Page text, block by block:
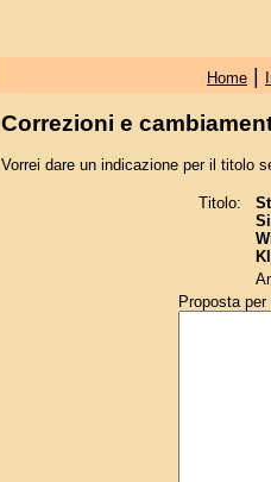
Home|
Correzioni e
Vorrei dare un indicazione per il titolo
Titolo:
Proposta